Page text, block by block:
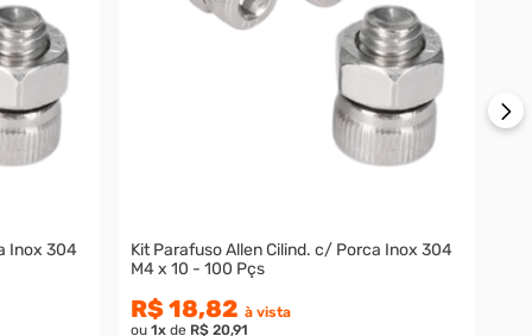
Inox 304
Kit Parafuso Allen Cilind. c/ Porca Inox 304
M4 x 10 - 100 Pçs
R$ 18,82 à vista
ou 1xde R$ 20,91